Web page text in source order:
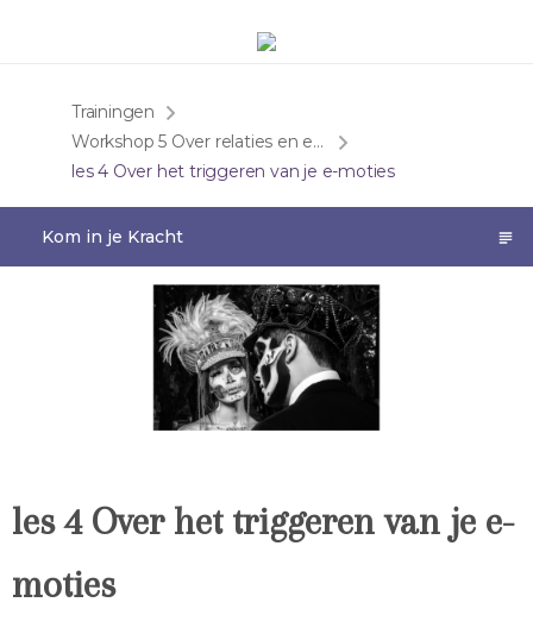
Trainingen
Workshop 5 Over relaties en emotionele afhankelijkheid
les 4 Over het triggeren van je e-moties
Kom in je Kracht
les 4 Over het triggeren van je e-
moties